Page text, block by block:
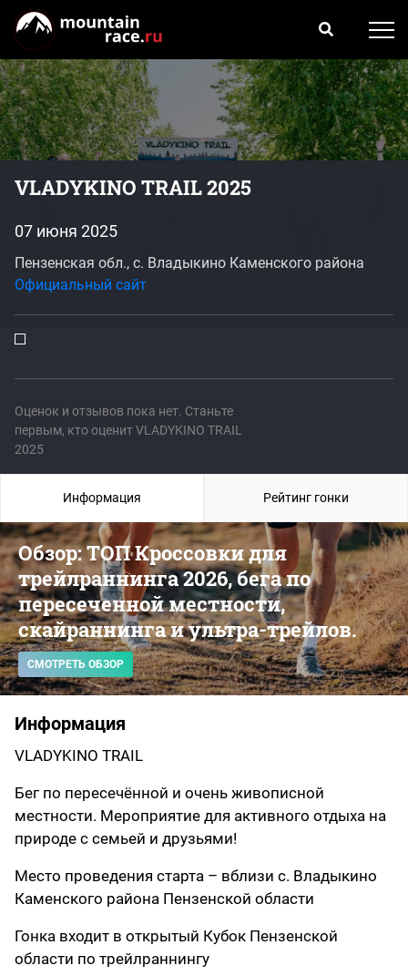
VLADYKINO TRAIL 2025
Оценок и отзывов пока нет. Станьте
первым, кто оценит VLADYKINO TRAIL
2025
07 июня 2025
Пензенская обл., с. Владыкино Каменского района
Официальный сайт
Обзор: ТОП Кроссовки для
трейлраннинга 2026, бега по
пересеченной местности,
скайраннинга и ультра-трейлов.
СМОТРЕТЬ ОБЗОР
Информация
VLADYKINO TRAIL
Бег по пересечённой и очень живописной
местности. Мероприятие для активного отдыха на
природе с семьей и друзьями!
Место проведения старта – вблизи с. Владыкино
Каменского района Пензенской области
Гонка входит в открытый Кубок Пензенской
области по трейлраннингу
Информация Рейтинг гонки